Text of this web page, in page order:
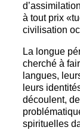
à tout prix
civilisation
La longue
cherché à
langues,
leurs
découlent,
spirituelles